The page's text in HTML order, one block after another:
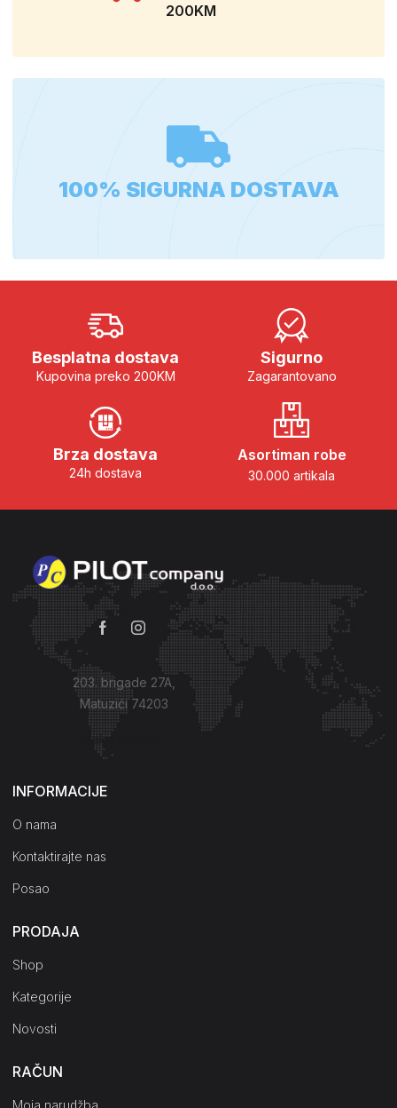
200KM
100% SIGURNA DOSTAVA
Besplatna dostava
Kupovina preko 200KM
Sigurno
Zagarantovano
Brza dostava
24h dostava
Asortiman robe
30.000 artikala
203. brigade 27A,
Matuzići 74203
Kako do nas?
INFORMACIJE
O nama
Kontaktirajte nas
Posao
PRODAJA
Shop
Kategorije
Novosti
RAČUN